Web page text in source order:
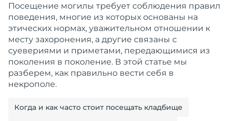
Посещение могилы требует соблюдения правил
поведения, многие из которых основаны на
этических нормах, уважительном отношении к
месту захоронения, а другие связаны с
суевериями и приметами, передающимися из
поколения в поколение. В этой статье мы
разберем, как правильно вести себя в
некрополе.
Когда и как часто стоит посещать кладбище